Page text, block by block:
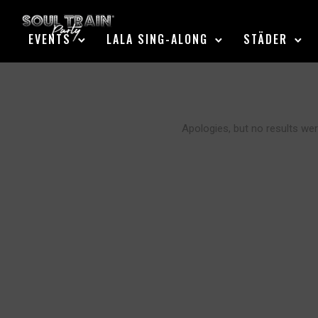
EVENTS LALA SING-ALONG STÄDER
Apologies, but no results